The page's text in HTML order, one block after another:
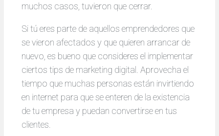
muchos casos, tuvieron que cerrar.
Si tú eres parte de aquellos emprendedores que
se vieron afectados y que quieren arrancar de
nuevo, es bueno que consideres el implementar
ciertos tips de marketing digital. Aprovecha el
tiempo que muchas personas están invirtiendo
en internet para que se enteren de la existencia
de tu empresa y puedan convertirse en tus
clientes.